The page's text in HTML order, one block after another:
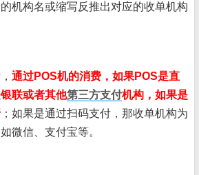
机构名或缩写反推出对应的收单机构
通过POS机的消费，如果POS是直
联或者其他第三方支付机构，如果是
；如果是通过扫码支付，那收单机构为
微信、支付宝等。